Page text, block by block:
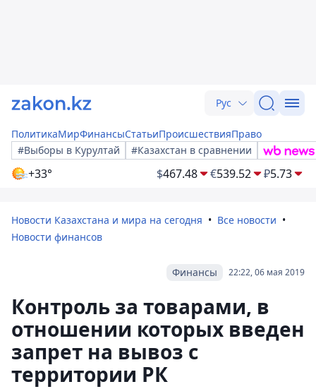
Рус
ПолитикаМирФинансыСтатьиПроисшествияПраво
#Выборы в Курултай
#Казахстан в сравнении
+33° $467.48 €539.52 ₽5.73
Новости Казахстана и мира на сегодня
Все новости
Новости финансов
22:22, 06 мая 2019
Финансы
Контроль за товарами, в
отношении которых введен
запрет на вывоз с
территории РК